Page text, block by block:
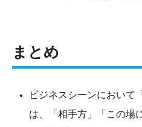
まとめ
ビジネスシーンにおいて
は、「相手方」「この場